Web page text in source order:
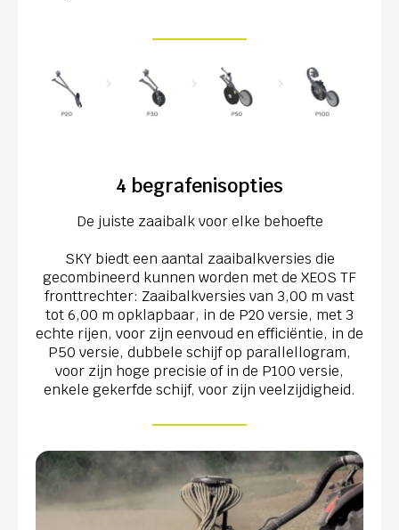
4 begrafenisopties
De juiste zaaibalk voor elke behoefte
SKY biedt een aantal zaaibalkversies die
gecombineerd kunnen worden met de XEOS TF
fronttrechter: Zaaibalkversies van 3,00 m vast
tot 6,00 m opklapbaar, in de P20 versie, met 3
echte rijen, voor zijn eenvoud en efficiëntie, in de
P50 versie, dubbele schijf op parallellogram,
voor zijn hoge precisie of in de P100 versie,
enkele gekerfde schijf, voor zijn veelzijdigheid.